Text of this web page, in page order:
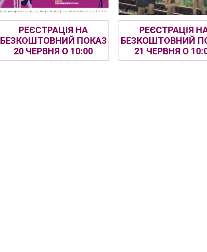
РЕЄСТРАЦІЯ НА
БЕЗКОШТОВНИЙ ПОКАЗ
20 ЧЕРВНЯ О 10:00
РЕЄСТРАЦІЯ
БЕЗКОШТОВНИЙ
21 ЧЕРВНЯ О